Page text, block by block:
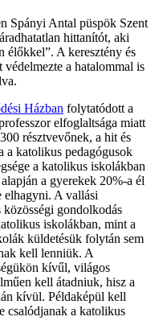
Spányi Antal püspök Szent
hittanítót, aki
élőkkel”. A keresztény és
védelmezte a hatalommal is
Házban folytatódott a
elfoglaltsága miatt
résztvevőnek, a hit és
a katolikus pedagógusok
a katolikus iskolákban
a gyerekek 20%-a él
elhagyni. A vallási
közösségi gondolkodás
iskolákban, mint a
küldetésük folytán sem
kell lenniük. A
kívűl, világos
kell átadniuk, hisz a
kívül. Példaképül kell
csalódjanak a katolikus